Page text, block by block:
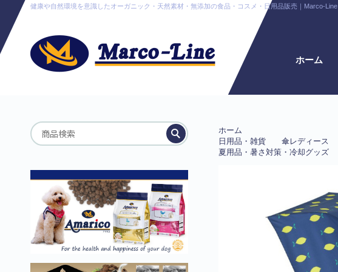
健康や自然環境を意識したオーガニック・天然素材・無添加の食品・コスメ・日用品販売｜Marco-Line
ホーム
ホーム
日用品・雑貨
傘レディース
夏用品・暑さ対策・冷却グッズ